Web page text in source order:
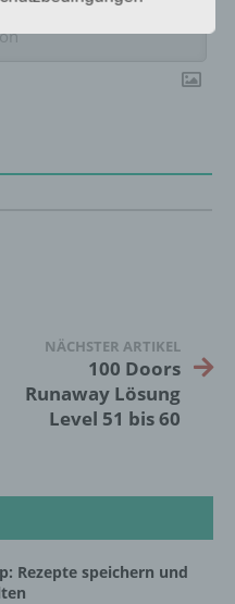
NÄCHSTER ARTIKEL
100 Doors
Runaway Lösung
Level 51 bis 60
Rezepte speichern und
von dem für die
verarbeitet
ausgeführte
Vorgangsreihe im
das Erfassen, die
die Speicherung,
andere Form der